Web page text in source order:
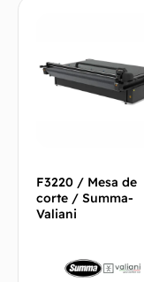
F3220 / Mesa de
corte / Summa-
Valiani